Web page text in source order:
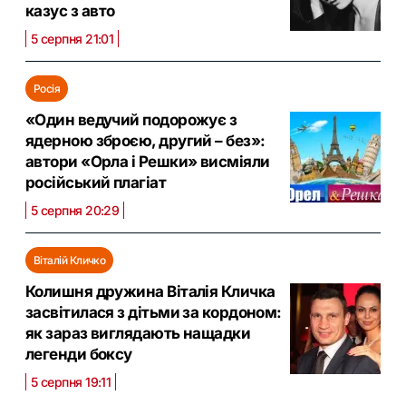
казус з авто
5 серпня 21:01
Росія
«Один ведучий подорожує з
ядерною зброєю, другий – без»:
автори «Орла і Решки» висміяли
російський плагіат
5 серпня 20:29
Віталій Кличко
Колишня дружина Віталія Кличка
засвітилася з дітьми за кордоном:
як зараз виглядають нащадки
легенди боксу
5 серпня 19:11